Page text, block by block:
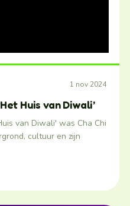
1 nov 2024
Huis van Diwali’
van Diwali' was Cha Chi
cultuur en zijn